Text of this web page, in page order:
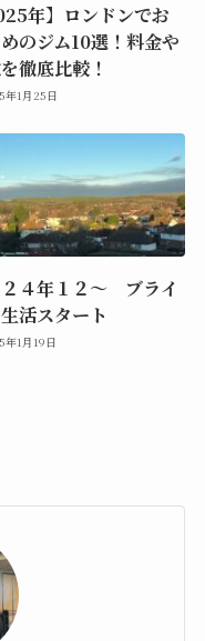
年】ロンドンでお
のジム10選！料金や
徹底比較！
年1月25日
２４年１２～ ブライ
活スタート
年1月19日